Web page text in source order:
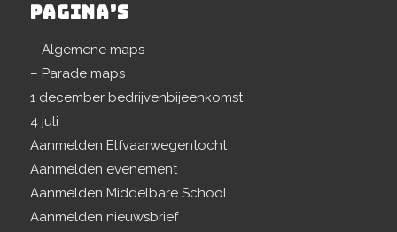
PAGINA’S
– Algemene maps
– Parade maps
1 december bedrijvenbijeenkomst
4 juli
Aanmelden Elfvaarwegentocht
Aanmelden evenement
Aanmelden Middelbare School
Aanmelden nieuwsbrief